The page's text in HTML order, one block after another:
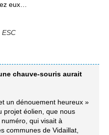
eux…
ESC
chauve-souris aurait
un dénouement heureux »
projet éolien, que nous
qui visait à
communes de Vidaillat,